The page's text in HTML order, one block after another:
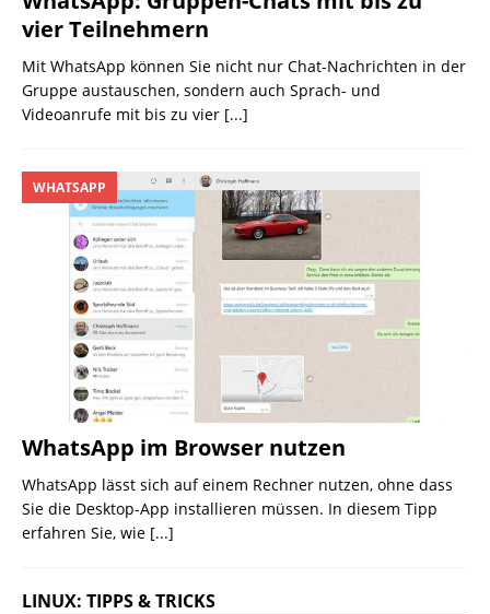
vier Teilnehmern
Mit WhatsApp können Sie nicht nur Chat-Nachrichten in der
Gruppe austauschen, sondern auch Sprach- und
Videoanrufe mit bis zu vier [...]
WhatsApp im Browser nutzen
WHATSAPP
WhatsApp lässt sich auf einem Rechner nutzen, ohne dass
Sie die Desktop-App installieren müssen. In diesem Tipp
erfahren Sie, wie [...]
LINUX: TIPPS & TRICKS